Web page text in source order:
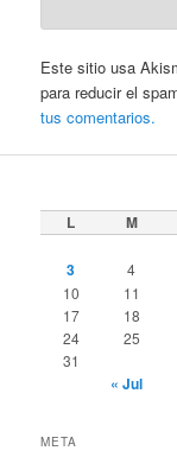
Este sitio usa
para reducir el
tus comentarios.
L M
3 4
10
11
17
18
24
25
31
« Jul
META